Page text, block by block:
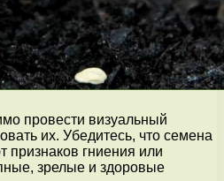
провести визуальный
их. Убедитесь, что семена
гниения или
зрелые и здоровые